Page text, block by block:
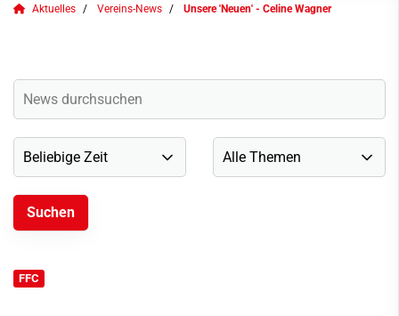
Aktuelles Vereins-News Unsere 'Neuen' - Celine Wagner
FFC